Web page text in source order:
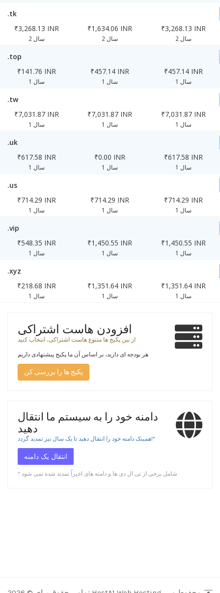
.tk
₹3,268.13 INR
2 سال
₹1,634.06 INR
2 سال
₹3,268.13 INR
2 سال
.top
₹141.76 INR
1 سال
₹457.14 INR
1 سال
₹457.14 INR
1 سال
.tw
₹7,031.87 INR
1 سال
₹7,031.87 INR
1 سال
₹7,031.87 INR
1 سال
.uk
₹617.58 INR
1 سال
₹0.00 INR
1 سال
₹617.58 INR
1 سال
.us
₹714.29 INR
1 سال
₹714.29 INR
1 سال
₹714.29 INR
1 سال
.vip
₹548.35 INR
1 سال
₹1,450.55 INR
1 سال
₹1,450.55 INR
1 سال
.xyz
₹218.68 INR
1 سال
₹1,351.64 INR
1 سال
₹1,351.64 INR
1 سال
افزودن هاست اشتراکی
از بین پکیج ها متنوع هاست اشتراکی، انتخاب کنید
هر بودجه ای دارید، بر اساس آن ما پکیج پیشنهادی داریم
پکیج ها را بررسی کن
دامنه خود را به سیستم ما انتقال
دهید
همینک دامنه خود را انتقال دهید تا یک سال نیز تمدید گردد!*
انتقال یک دامنه
* شامل برخی از تی ال دی ها و دامنه های اخیراً تمدید شده نمی شود